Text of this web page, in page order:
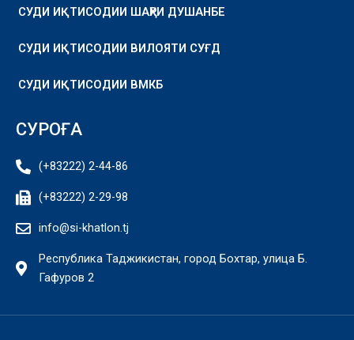
СУДИ ИҚТИСОДИИ ШАҲРИ ДУШАНБЕ
СУДИ ИҚТИСОДИИ ВИЛОЯТИ СУҒД
СУДИ ИҚТИСОДИИ ВМКБ
СУРОҒА
(+83222) 2-44-86
(+83222) 2-29-98
info@si-khatlon.tj
Республика Таджикистан, город Бохтар, улица Б.
Гафуров 2